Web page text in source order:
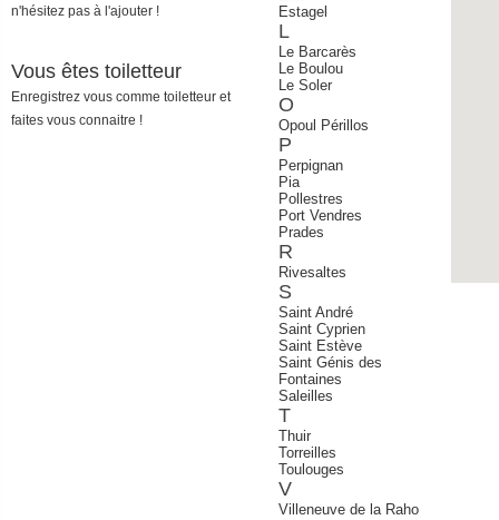
Estagel
L
Le Barcarès
Le Boulou
Le Soler
O
Opoul Périllos
P
Perpignan
Pia
Pollestres
Port Vendres
Prades
R
Rivesaltes
S
Saint André
Saint Cyprien
Saint Estève
Saint Génis des
Fontaines
Saleilles
T
Thuir
Torreilles
Toulouges
V
Villeneuve de la Raho
n'hésitez pas à l'ajouter !
Vous êtes toiletteur
Enregistrez vous comme toiletteur et
faites vous connaitre !